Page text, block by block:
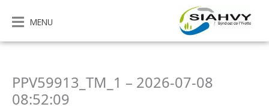
contenu
MENU
PPV59913_TM_1 – 2026-07-08
08:52:09